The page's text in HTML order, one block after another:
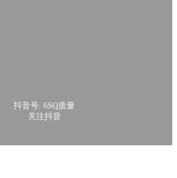
抖音号: 6SQ质量
关注抖音